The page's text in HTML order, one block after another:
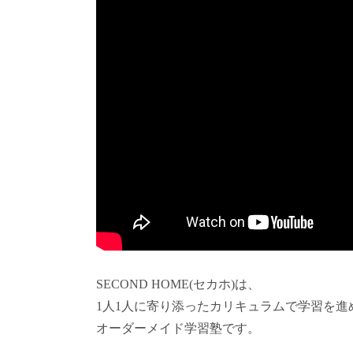
SECOND HOME(セカホ)は、
1人1人に寄り添ったカリキュラムで学習を進
オーダーメイド学習塾です。